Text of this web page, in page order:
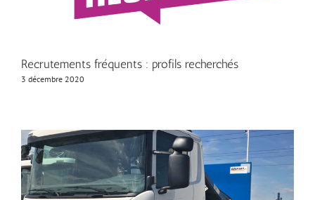
Recrutements fréquents : profils recherchés
3 décembre 2020